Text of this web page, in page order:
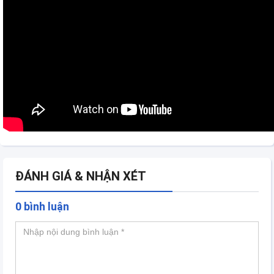
ĐÁNH GIÁ & NHẬN XÉT
0 bình luận